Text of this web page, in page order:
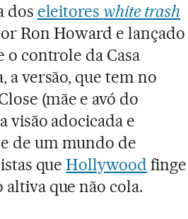
dos eleitoreswhite trash
Ron Howard e lançado
o controle da Casa
a versão, que tem no
(mãe e avó do
visão adocicada e
de um mundo de
queHollywood finge
que não cola.